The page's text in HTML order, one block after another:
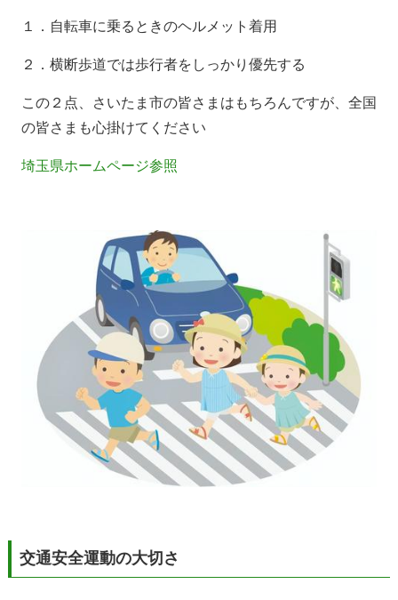
１．自転車に乗るときのヘルメット着用
２．横断歩道では歩行者をしっかり優先する
この２点、さいたま市の皆さまはもちろんですが、全国
の皆さまも心掛けてください
埼玉県ホームページ参照
交通安全運動の大切さ